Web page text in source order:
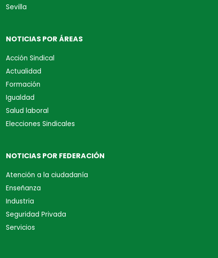
Sevilla
NOTICIAS POR ÁREAS
Acción Sindical
Actualidad
Formación
Igualdad
Salud laboral
Elecciones Sindicales
NOTICIAS POR FEDERACIÓN
Atención a la ciudadanía
Enseñanza
Industria
Seguridad Privada
Servicios